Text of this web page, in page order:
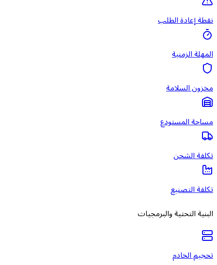
نقطة إعادة الطلب
المهلة الزمنية
مخزون السلامة
مساحة المستودع
تكلفة الشحن
تكلفة التصنيع
البنية التحتية والبرمجيات
تحجيم الخادم